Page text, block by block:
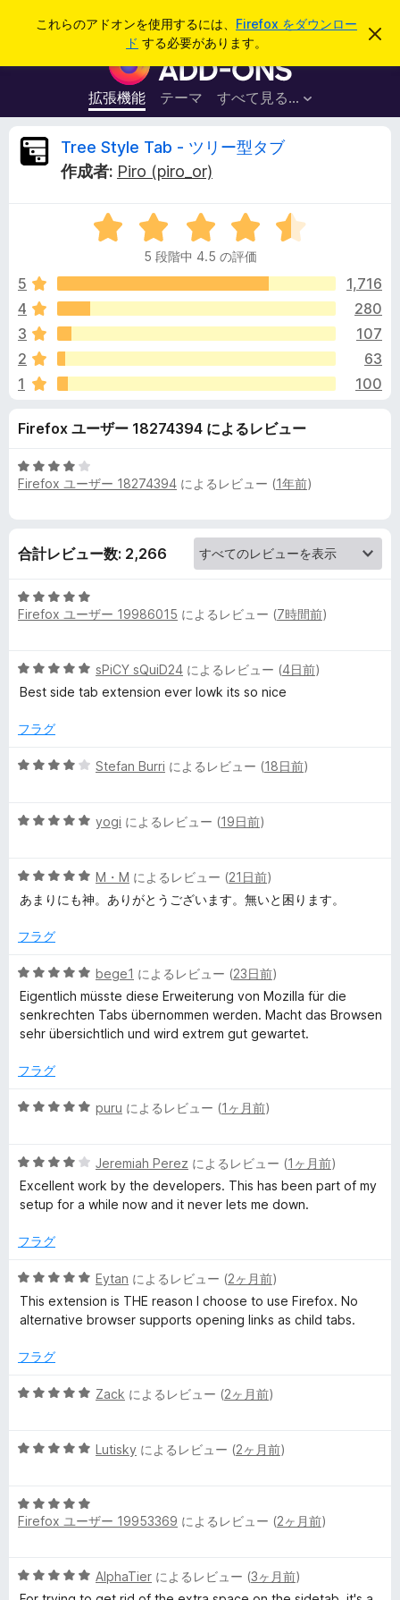
これらのアドオンを使用するには、 Firefox をダウンロー
ド する必要があります。
こ
を
F
i
r
e
f
x
ラ
ウ
ザ
ー
ド
オ
ン
拡張機能 テーマ すべて見る...
ログイン
T
e
S
t
y
l
e
T
a
b
-
リ
タ
の
レ
ュ
Tree Style Tab - ツリー型タブ
作成者: Piro (piro_or)
5
段
中
.
の
価
5 段階中 4.5 の評価
5
1,716
4
280
3
107
2
63
1
100
Firefox ユーザー 18274394 によるレビュー
5
段
の
価
Firefox ユーザー 18274394 によるレビュー (1年前)
合計レビュー数: 2,266
5
段
5
の
価
Firefox ユーザー 19986015 によるレビュー (7時間前)
5
段
中
の
sPiCY sQuiD24 によるレビュー (4日前)
Best side tab extension ever lowk its so nice
フラグ
5
中
評
価
Stefan Burri によるレビュー (18日前)
5
中
5
評
yogi によるレビュー (19日前)
5
段
中
の
評
M・M によるレビュー (21日前)
あまりにも神。ありがとうございます。無いと困ります。
フラグ
5
段
階
中
の
価
bege1 によるレビュー (23日前)
Eigentlich müsste diese Erweiterung von Mozilla für die
senkrechten Tabs übernommen werden. Macht das Browsen
sehr übersichtlich und wird extrem gut gewartet.
フラグ
5
中
5
の
価
puru によるレビュー (1ヶ月前)
5
段
階
4
評
価
Jeremiah Perez によるレビュー (1ヶ月前)
Excellent work by the developers. This has been part of my
setup for a while now and it never lets me down.
フラグ
5
段
階
5
評
Eytan によるレビュー (2ヶ月前)
This extension is THE reason I choose to use Firefox. No
alternative browser supports opening links as child tabs.
フラグ
5
中
評
価
Zack によるレビュー (2ヶ月前)
5
中
5
価
Lutisky によるレビュー (2ヶ月前)
5
段
5
Firefox ユーザー 19953369 によるレビュー (2ヶ月前)
5
段
AlphaTier によるレビュー (3ヶ月前)